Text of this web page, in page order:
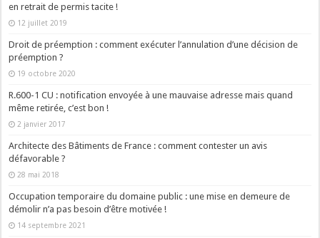
en retrait de permis tacite !
12 juillet 2019
Droit de préemption : comment exécuter l’annulation d’une décision de
préemption ?
19 octobre 2020
R.600-1 CU : notification envoyée à une mauvaise adresse mais quand
même retirée, c’est bon !
2 janvier 2017
Architecte des Bâtiments de France : comment contester un avis
défavorable ?
28 mai 2018
Occupation temporaire du domaine public : une mise en demeure de
démolir n’a pas besoin d’être motivée !
14 septembre 2021